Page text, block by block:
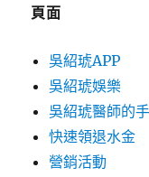
頁面
吳紹琥APP
吳紹琥娛樂
吳紹琥醫師的
快速領退水金
營銷活動